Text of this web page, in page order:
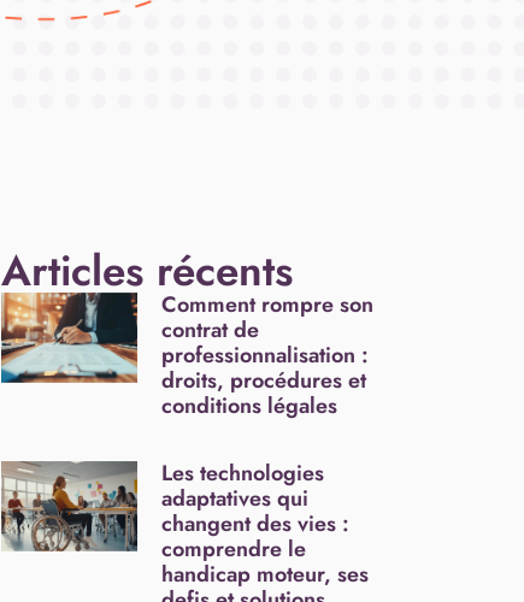
Articles récents
Comment rompre son
contrat de
professionnalisation :
droits, procédures et
conditions légales
Les technologies
adaptatives qui
changent des vies :
comprendre le
handicap moteur, ses